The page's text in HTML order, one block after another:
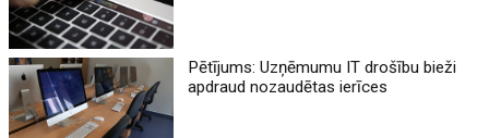
Pētījums: Uzņēmumu IT drošību bieži
apdraud nozaudētas ierīces